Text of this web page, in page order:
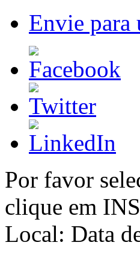
Envie para
Por favor
clique em
Local: Data